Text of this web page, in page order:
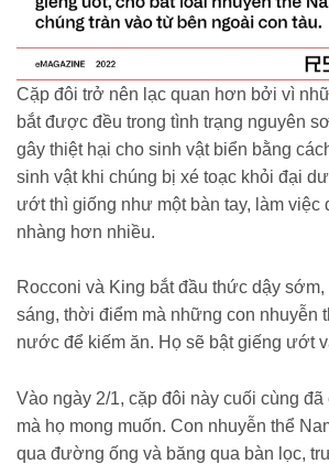
Cặp đôi trở nên lạc quan hơn bởi vì
bắt được đều trong tình trạng nguyên
gây thiệt hại cho sinh vật biển bằng
sinh vật khi chúng bị xé toạc khỏi đại
ướt thì giống như một bàn tay, làm việc
nhàng hơn nhiều.
Rocconi và King bắt đầu thức dậy
sáng, thời điểm mà những con nhuyễn
nước để kiếm ăn. Họ sẽ bật giếng ướt
Vào ngày 2/1, cặp đôi này cuối cùng
mà họ mong muốn. Con nhuyễn thể
qua đường ống và băng qua bàn lọc,